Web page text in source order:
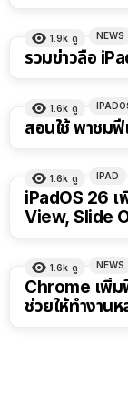
1.9k ดู NEWS
รวมข่าวลือ
1.6k ดู
สอนใช้ พาชมฟี
1.6k ดู IPAD
iPadOS 26
View, Slide
1.6k ดู NEWS
Chrome เพิ่
ช่วยให้ทำงาน